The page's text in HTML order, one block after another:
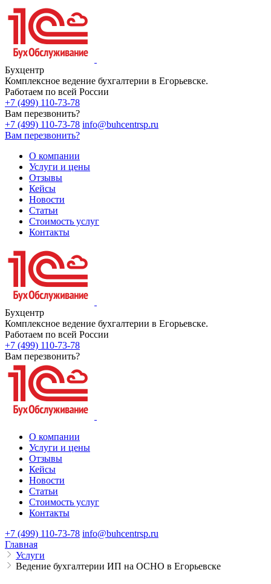
Бухцентр
Комплексное ведение бухгалтерии в Егорьевске.
Работаем по всей России
+7 (499) 110-73-78
Вам перезвонить?
+7 (499) 110-73-78 info@buhcentrsp.ru
Вам перезвонить?
О компании
Услуги и цены
Отзывы
Кейсы
Новости
Статьи
Стоимость услуг
Контакты
Бухцентр
Комплексное ведение бухгалтерии в Егорьевске.
Работаем по всей России
+7 (499) 110-73-78
Вам перезвонить?
О компании
Услуги и цены
Отзывы
Кейсы
Новости
Статьи
Стоимость услуг
Контакты
+7 (499) 110-73-78 info@buhcentrsp.ru
Главная
Услуги
Ведение бухгалтерии ИП на ОСНО в Егорьевске